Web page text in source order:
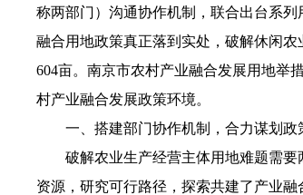
称两部门）沟通协作机制，联合出台系
融合用地政策真正落到实处，破解休闲农
604亩。南京市农村产业融合发展用地举
村产业融合发展政策环境。
一、搭建部门协作机制，合力谋划政
破解农业生产经营主体用地难题需要
资源，研究可行路径，探索共建了产业融